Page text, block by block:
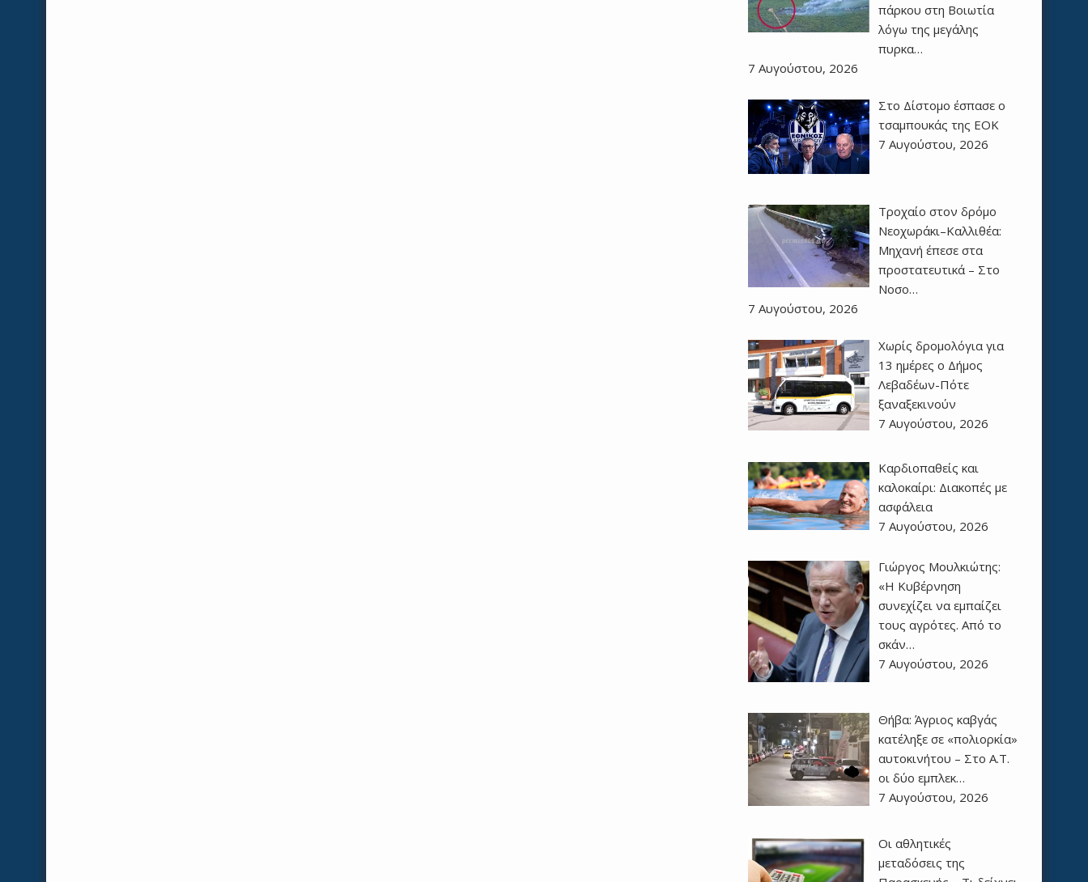
πάρκου στη Βοιωτία
λόγω της μεγάλης
πυρκα…
7 Αυγούστου, 2026
Στο Δίστομο έσπασε ο
τσαμπουκάς της ΕΟΚ
7 Αυγούστου, 2026
Τροχαίο στον δρόμο
Νεοχωράκι–Καλλιθέα:
Μηχανή έπεσε στα
προστατευτικά – Στο
Νοσο…
7 Αυγούστου, 2026
Χωρίς δρομολόγια για
13 ημέρες ο Δήμος
Λεβαδέων-Πότε
ξαναξεκινούν
7 Αυγούστου, 2026
Καρδιοπαθείς και
καλοκαίρι: Διακοπές με
ασφάλεια
7 Αυγούστου, 2026
Γιώργος Μουλκιώτης:
«Η Κυβέρνηση
συνεχίζει να εμπαίζει
τους αγρότες. Από το
σκάν…
7 Αυγούστου, 2026
Θήβα: Άγριος καβγάς
κατέληξε σε «πολιορκία»
αυτοκινήτου – Στο Α.Τ.
οι δύο εμπλεκ…
7 Αυγούστου, 2026
Οι αθλητικές
μεταδόσεις της